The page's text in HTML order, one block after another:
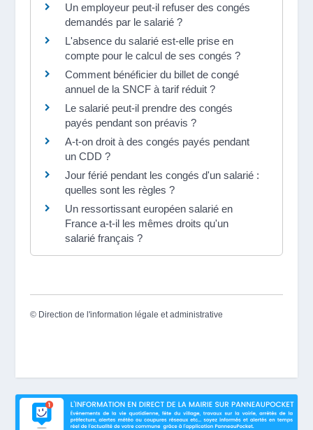
Un employeur peut-il refuser des congés
demandés par le salarié ?
L'absence du salarié est-elle prise en
compte pour le calcul de ses congés ?
Comment bénéficier du billet de congé
annuel de la SNCF à tarif réduit ?
Le salarié peut-il prendre des congés
payés pendant son préavis ?
A-t-on droit à des congés payés pendant
un CDD ?
Jour férié pendant les congés d'un salarié :
quelles sont les règles ?
Un ressortissant européen salarié en
France a-t-il les mêmes droits qu'un
salarié français ?
© Direction de l'information légale et administrative